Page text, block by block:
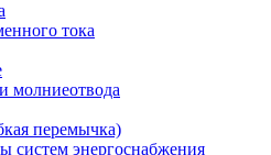
тока
молниеотвода
перемычка)
систем энергоснабжения